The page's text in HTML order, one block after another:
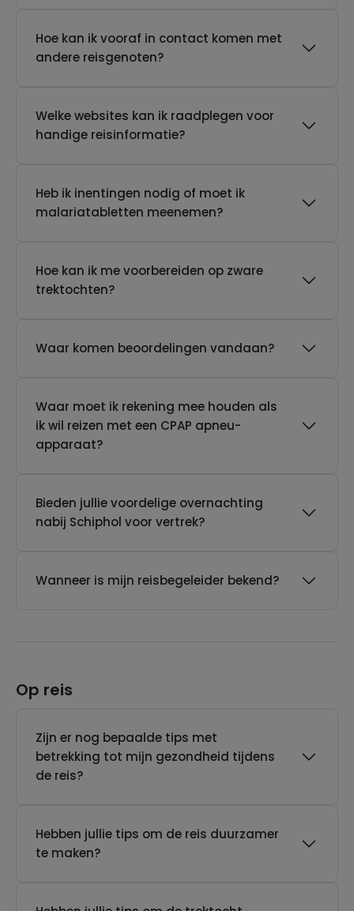
Hoe kan ik vooraf in contact komen met
andere reisgenoten?
Welke websites kan ik raadplegen voor
handige reisinformatie?
Heb ik inentingen nodig of moet ik
malariatabletten meenemen?
Hoe kan ik me voorbereiden op zware
trektochten?
Waar komen beoordelingen vandaan?
Waar moet ik rekening mee houden als
ik wil reizen met een CPAP apneu-
apparaat?
Bieden jullie voordelige overnachting
nabij Schiphol voor vertrek?
Wanneer is mijn reisbegeleider bekend?
Op reis
Zijn er nog bepaalde tips met
betrekking tot mijn gezondheid tijdens
de reis?
Hebben jullie tips om de reis duurzamer
te maken?